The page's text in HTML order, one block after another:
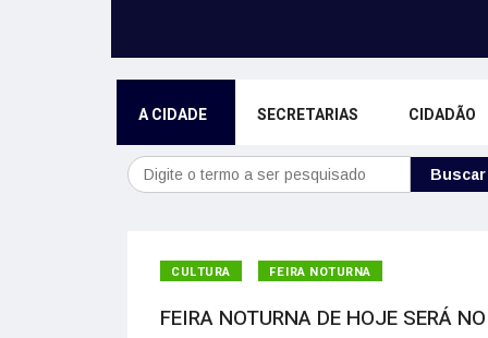
A CIDADE SECRETARIAS CIDADÃO
Buscar
CULTURA FEIRA NOTURNA
FEIRA NOTURNA DE HOJE SERÁ